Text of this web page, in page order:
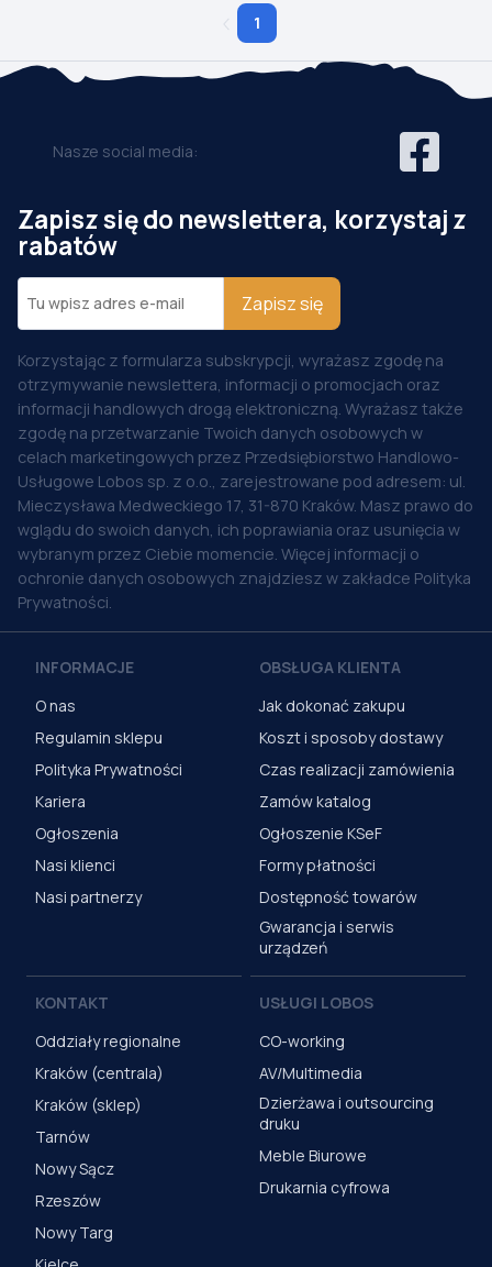
1
Nasze social media:
Zapisz się do newslettera, korzystaj z
rabatów
Zapisz się
Korzystając z formularza subskrypcji, wyrażasz zgodę na
otrzymywanie newslettera, informacji o promocjach oraz
informacji handlowych drogą elektroniczną. Wyrażasz także
zgodę na przetwarzanie Twoich danych osobowych w
celach marketingowych przez Przedsiębiorstwo Handlowo-
Usługowe Lobos sp. z o.o., zarejestrowane pod adresem: ul.
Mieczysława Medweckiego 17, 31-870 Kraków. Masz prawo do
wglądu do swoich danych, ich poprawiania oraz usunięcia w
wybranym przez Ciebie momencie. Więcej informacji o
ochronie danych osobowych znajdziesz w zakładce Polityka
Prywatności.
INFORMACJE
O nas
Regulamin sklepu
Polityka Prywatności
Kariera
Ogłoszenia
Nasi klienci
Nasi partnerzy
OBSŁUGA KLIENTA
Jak dokonać zakupu
Koszt i sposoby dostawy
Czas realizacji zamówienia
Zamów katalog
Ogłoszenie KSeF
Formy płatności
Dostępność towarów
Gwarancja i serwis
urządzeń
KONTAKT
Oddziały regionalne
Kraków (centrala)
Kraków (sklep)
Tarnów
Nowy Sącz
Rzeszów
Nowy Targ
USŁUGI LOBOS
CO-working
AV/Multimedia
Dzierżawa i outsourcing
druku
Meble Biurowe
Drukarnia cyfrowa